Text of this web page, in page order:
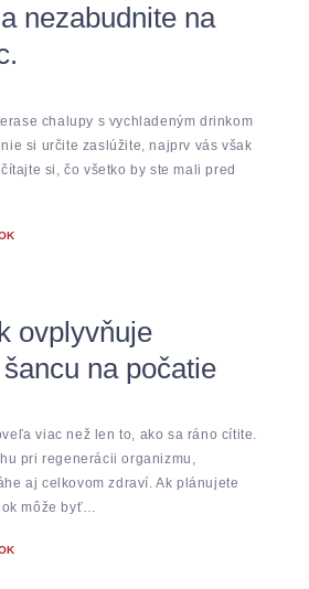
nezabudnite na
chalupy s vychladeným drinkom
si určite zaslúžite, najprv vás však
si, čo všetko by ste mali pred
ovplyvňuje
na počatie
viac než len to, ako sa ráno cítite.
pri regenerácii organizmu,
aj celkovom zdraví. Ak plánujete
môže byť…